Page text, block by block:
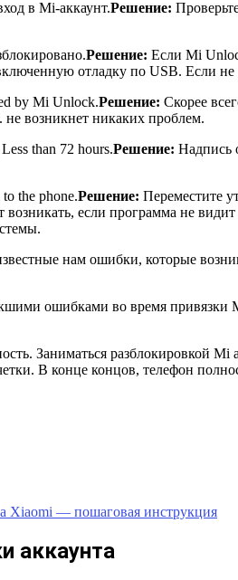
в Mi-аккаунт.Решение:
Решение: Если Mi
отладку по USB. Если
by Mi Unlock.Решение: Скорее
возникнет никаких проблем.
than 72 hours.Решение: Надпись
the phone.Решение: Переместите
если программа не
нам ошибки, которые
ошибками во время привязки
Заниматься разблокировкой
В конце концов, телефон
Xiaomi — пошаговая инструкция
аккаунта